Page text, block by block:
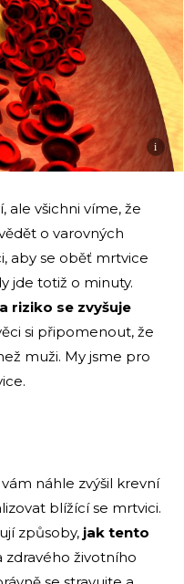
i
ale všichni víme, že
o varovných
aby se oběť mrtvice
jde totiž o minuty.
riziko se zvyšuje
si připomenout, že
muži. My jsme pro
náhle zvýšil krevní
blížící se mrtvici.
způsoby, jak tento
zdravého životního